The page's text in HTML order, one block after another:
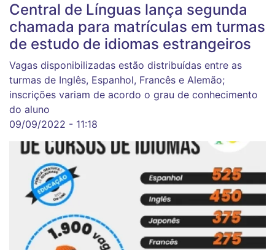
Central de Línguas lança segunda
chamada para matrículas em turmas
de estudo de idiomas estrangeiros
Vagas disponibilizadas estão distribuídas entre as
turmas de Inglês, Espanhol, Francês e Alemão;
inscrições variam de acordo o grau de conhecimento
do aluno
09/09/2022 - 11:18